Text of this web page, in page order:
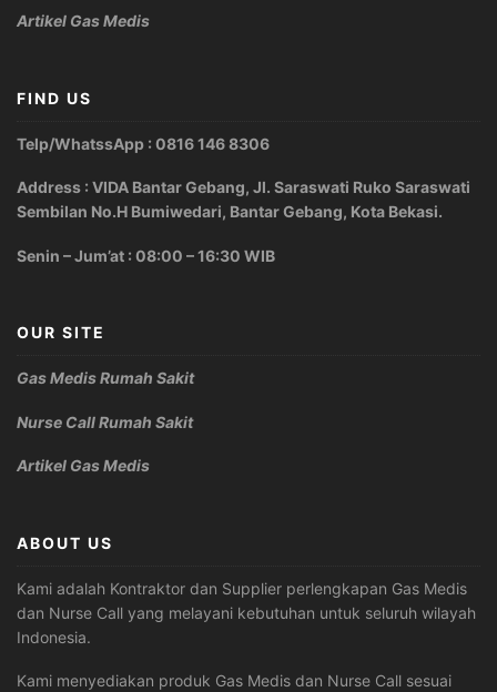
Artikel Gas Medis
FIND US
Telp/WhatssApp : 0816 146 8306
Address : VIDA Bantar Gebang, Jl. Saraswati Ruko Saraswati
Sembilan No.H Bumiwedari, Bantar Gebang, Kota Bekasi.
Senin – Jum’at : 08:00 – 16:30 WIB
OUR SITE
Gas Medis Rumah Sakit
Nurse Call Rumah Sakit
Artikel Gas Medis
ABOUT US
Kami adalah Kontraktor dan Supplier perlengkapan Gas Medis
dan Nurse Call yang melayani kebutuhan untuk seluruh wilayah
Indonesia.
Kami menyediakan produk Gas Medis dan Nurse Call sesuai